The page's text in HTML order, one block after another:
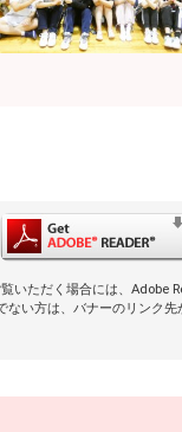
いただく場合には、Adobe
ない方は、バナーのリンク先